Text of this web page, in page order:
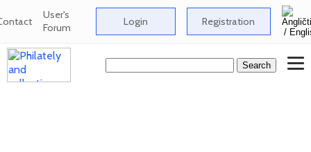
User's
Forum Login Registration